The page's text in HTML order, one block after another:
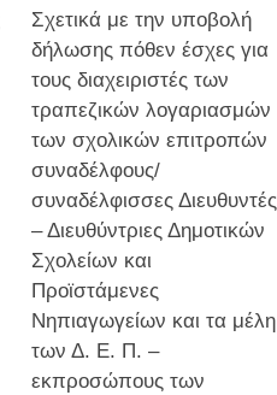
Σχετικά με την υποβολή
δήλωσης πόθεν έσχες για
τους διαχειριστές των
τραπεζικών λογαριασμών
των σχολικών επιτροπών
συναδέλφους/
συναδέλφισσες Διευθυντές
– Διευθύντριες Δημοτικών
Σχολείων και
Προϊστάμενες
Νηπιαγωγείων και τα μέλη
των Δ. Ε. Π. –
εκπροσώπους των